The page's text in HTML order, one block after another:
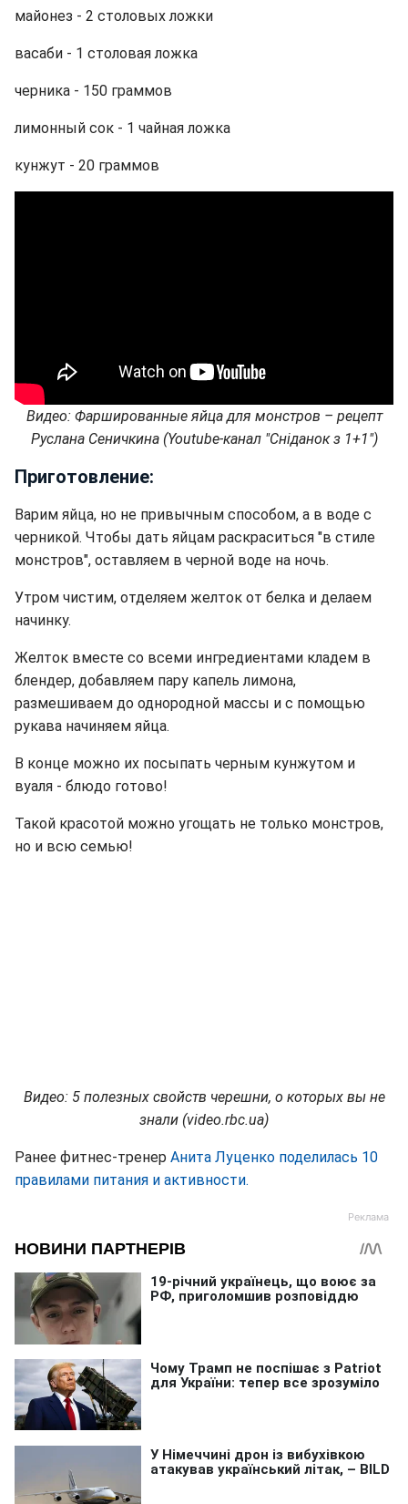
майонез - 2 столовых ложки
васаби - 1 столовая ложка
черника - 150 граммов
лимонный сок - 1 чайная ложка
кунжут - 20 граммов
Видео: Фаршированные яйца для монстров – рецепт
Руслана Сеничкина (Youtube-канал "Сніданок з 1+1")
Приготовление:
Варим яйца, но не привычным способом, а в воде с
черникой. Чтобы дать яйцам раскраситься "в стиле
монстров", оставляем в черной воде на ночь.
Утром чистим, отделяем желток от белка и делаем
начинку.
Желток вместе со всеми ингредиентами кладем в
блендер, добавляем пару капель лимона,
размешиваем до однородной массы и с помощью
рукава начиняем яйца.
В конце можно их посыпать черным кунжутом и
вуаля - блюдо готово!
Такой красотой можно угощать не только монстров,
но и всю семью!
Видео: 5 полезных свойств черешни, о которых вы не
знали (video.rbc.ua)
Ранее фитнес-тренер Анита Луценко поделилась 10
правилами питания и активности.